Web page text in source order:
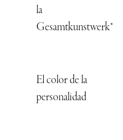
la
Gesamtkunstwerk*
El color de la
personalidad